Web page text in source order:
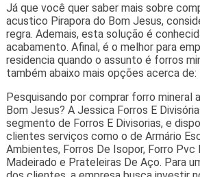
Já que você quer saber mais sobre
acustico Pirapora do Bom Jesus,
regra. Ademais, esta solução é
acabamento. Afinal, é o melhor para
residencia quando o assunto é forros
também abaixo mais opções acerca de:
Pesquisando por comprar forro mineral
Bom Jesus? A Jessica Forros E
segmento de Forros E Divisorias, e
clientes serviços como o de Armário
Ambientes, Forros De Isopor, Forro Pvc
Madeirado e Prateleiras De Aço. Para